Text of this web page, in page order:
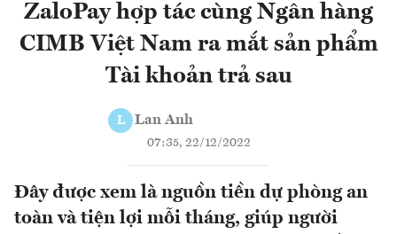
ZaloPay hợp tác cùng Ngân hàng
CIMB Việt Nam ra mắt sản phẩm
Tài khoản trả sau
L Lan Anh
07:35, 22/12/2022
Đây được xem là nguồn tiền dự phòng an
toàn và tiện lợi mỗi tháng, giúp người